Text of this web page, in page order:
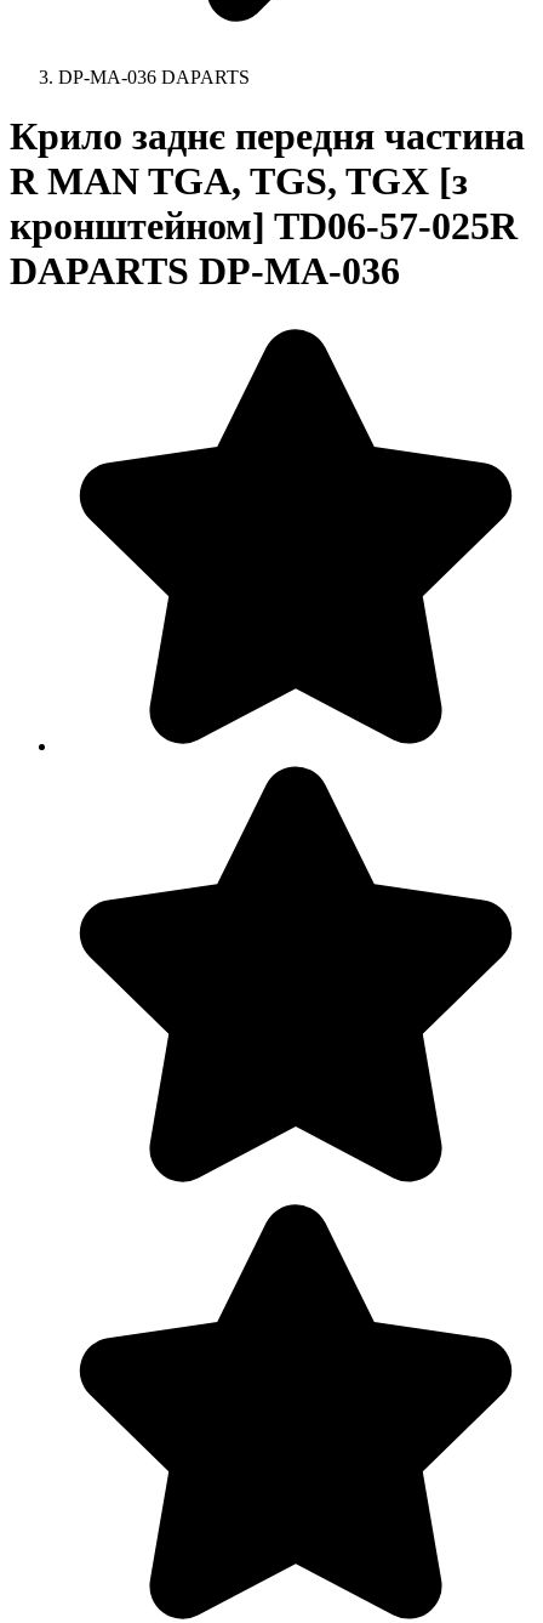
DP-MA-036 DAPARTS
Крило заднє передня частина
R MAN TGA, TGS, TGX [з
кронштейном] TD06-57-025R
DAPARTS DP-MA-036